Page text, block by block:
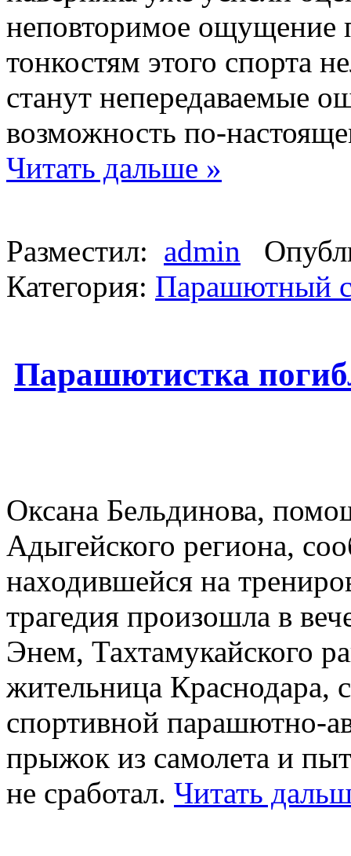
неповторимое ощущение
тонкостям этого спорта
станут непередаваемые
возможность по-
Читать дальше »
Разместил: admin
Категория: Парашютный
Парашютистка
Оксана Бельдинова,
Адыгейского региона,
находившейся на
трагедия произошла в
Энем, Тахтамукайского
жительница Краснодара,
спортивной парашютно-
прыжок из самолета и
не сработал. Читать